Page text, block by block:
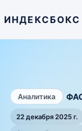
ИНДЕКСБОКС
Аналитика
22 декабря 2025 г.